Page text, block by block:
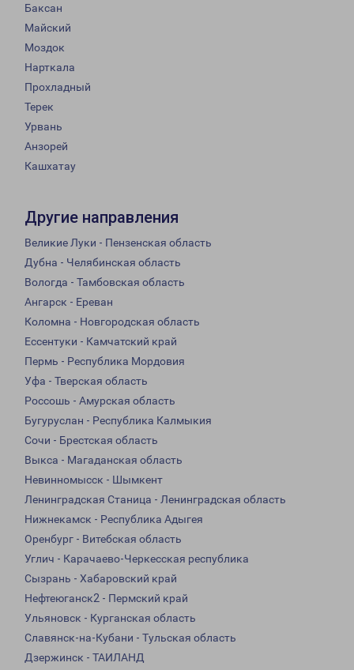
Баксан
Майский
Моздок
Нарткала
Прохладный
Терек
Урвань
Анзорей
Кашхатау
Другие направления
Великие Луки - Пензенская область
Дубна - Челябинская область
Вологда - Тамбовская область
Ангарск - Ереван
Коломна - Новгородская область
Ессентуки - Камчатский край
Пермь - Республика Мордовия
Уфа - Тверская область
Россошь - Амурская область
Бугуруслан - Республика Калмыкия
Сочи - Брестская область
Выкса - Магаданская область
Невинномысск - Шымкент
Ленинградская Станица - Ленинградская область
Нижнекамск - Республика Адыгея
Оренбург - Витебская область
Углич - Карачаево-Черкесская республика
Сызрань - Хабаровский край
Нефтеюганск2 - Пермский край
Ульяновск - Курганская область
Славянск-на-Кубани - Тульская область
Дзержинск - ТАИЛАНД